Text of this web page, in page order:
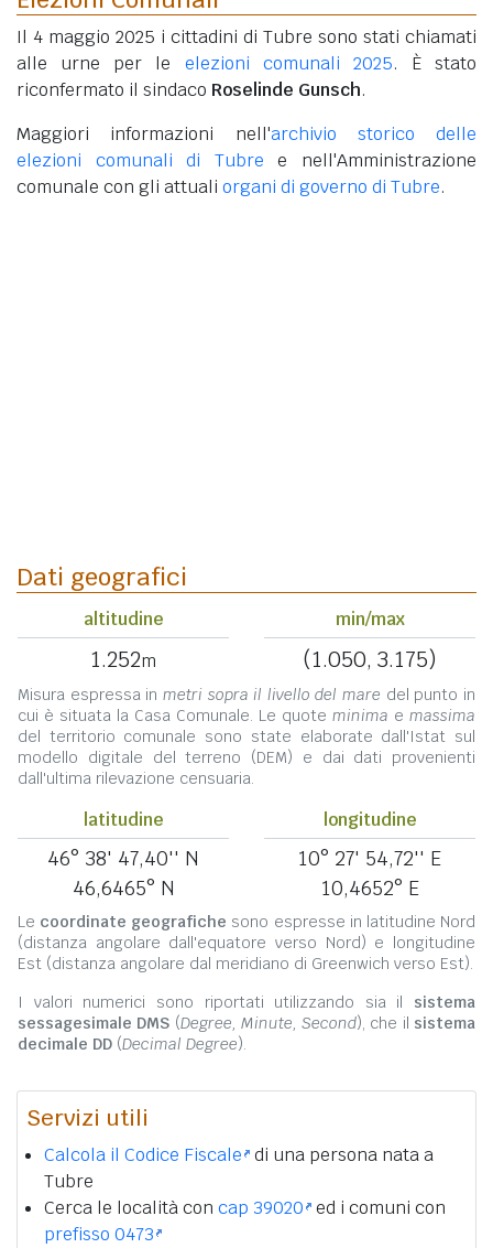
Il 4 maggio 2025 i cittadini di Tubre sono stati chiamati
alle urne per le elezioni comunali 2025. È stato
riconfermato il sindaco Roselinde Gunsch.
Maggiori informazioni nell'archivio storico delle
elezioni comunali di Tubre e nell'Amministrazione
comunale con gli attuali organi di governo di Tubre.
Dati geografici
altitudine
1.252m
min/max
(1.050, 3.175)
Misura espressa in metri sopra il livello del mare del punto in
cui è situata la Casa Comunale. Le quote minima e massima
del territorio comunale sono state elaborate dall'Istat sul
modello digitale del terreno (DEM) e dai dati provenienti
dall'ultima rilevazione censuaria.
latitudine
46° 38' 47,40'' N
46,6465° N
longitudine
10° 27' 54,72'' E
10,4652° E
Le coordinate geografiche sono espresse in latitudine Nord
(distanza angolare dall'equatore verso Nord) e longitudine
Est (distanza angolare dal meridiano di Greenwich verso Est).
I valori numerici sono riportati utilizzando sia il sistema
sessagesimale DMS (Degree, Minute, Second), che il sistema
decimale DD (Decimal Degree).
Servizi utili
Calcola il Codice Fiscale di una persona nata a
Tubre
Cerca le località con cap 39020 ed i comuni con
prefisso 0473